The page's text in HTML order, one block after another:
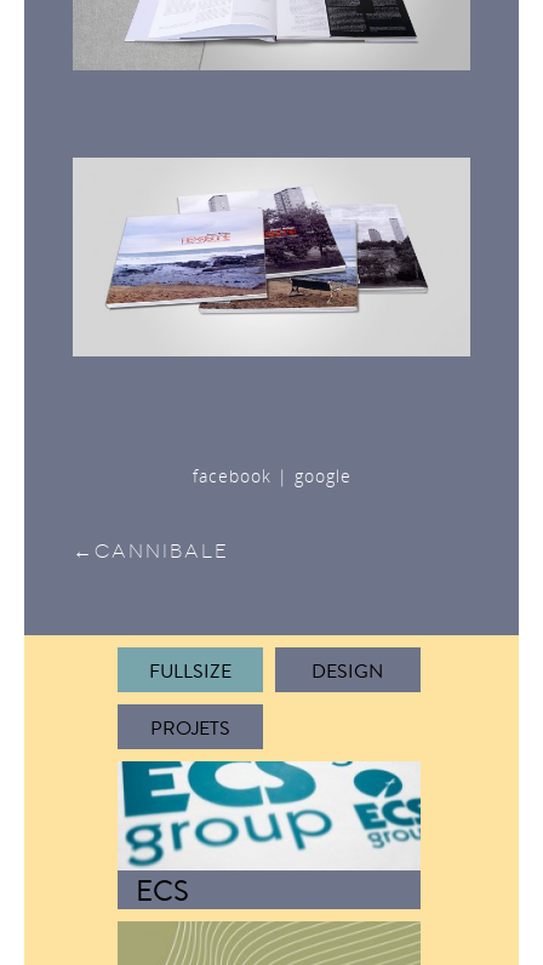
facebook | google
Cannibale
FULLSIZE DESIGN
PROJETS
ECS
Conception, rédaction et